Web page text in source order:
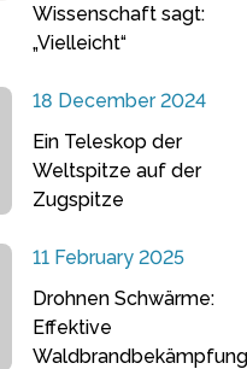
Wissenschaft sagt:
„Vielleicht“
18 December 2024
Ein Teleskop der
Weltspitze auf der
Zugspitze
11 February 2025
Drohnen Schwärme:
Effektive
Waldbrandbekämpfung